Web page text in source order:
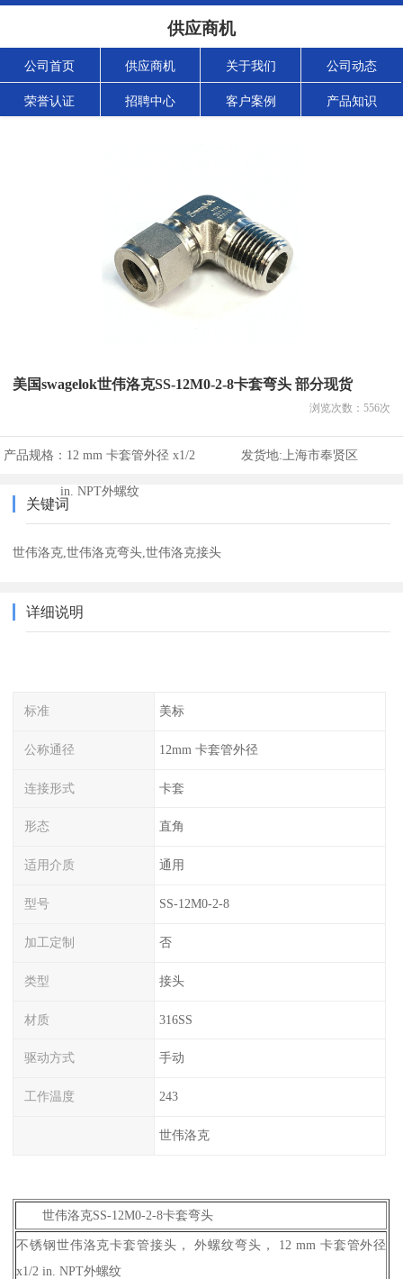
供应商机
公司首页 供应商机 关于我们 公司动态
荣誉认证 招聘中心 客户案例 产品知识
美国swagelok世伟洛克SS-12M0-2-8卡套弯头 部分现货
浏览次数： 556次
产品规格： 12 mm 卡套管外径 x1/2
in. NPT外螺纹
发货地: 上海市奉贤区
关键词
世伟洛克,世伟洛克弯头,世伟洛克接头
详细说明
标准 美标
公称通径 12mm 卡套管外径
连接形式 卡套
形态 直角
适用介质 通用
型号 SS-12M0-2-8
加工定制 否
类型 接头
材质 316SS
驱动方式 手动
工作温度 243
世伟洛克
世伟洛克SS-12M0-2-8卡套弯头
不锈钢世伟洛克卡套管接头， 外螺纹弯头， 12 mm 卡套管外径
x1/2 in. NPT外螺纹